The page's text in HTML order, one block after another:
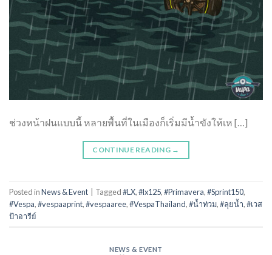
ช่วงหน้าฝนแบบนี้ หลายพื้นที่ในเมืองก็เริ่มมีน้ำขังให้เห […]
CONTINUE READING →
Posted inNews & Event | Tagged#LX,#lx125,#Primavera,#Sprint150,
#Vespa,#vespaaprint,#vespaaree,#VespaThailand,#น้ำท่วม,#ลุยน้ำ,#เวส
ป้าอารีย์
NEWS & EVENT